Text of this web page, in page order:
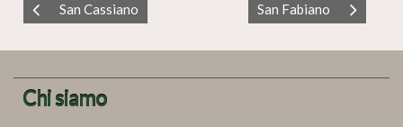
San Cassiano San Fabiano
Chi siamo